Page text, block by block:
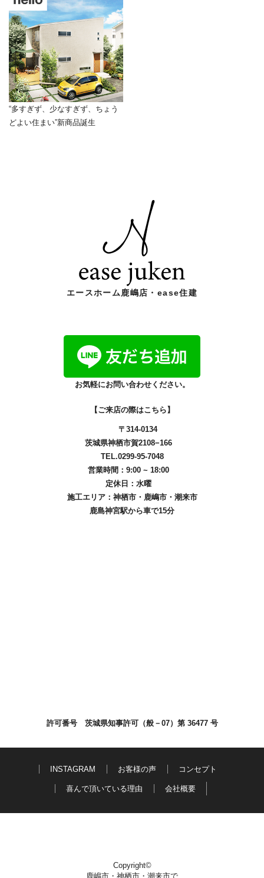
“多すぎず、少なすぎず、ちょう
どよい住まい”新商品誕生
エースホーム鹿嶋店・ease住建
お気軽にお問い合わせください。
【ご来店の際はこちら】
〒314-0134
茨城県神栖市賀2108−166
TEL.0299-95-7048
営業時間：9:00 ~ 18:00
定休日：水曜
施工エリア： 神栖市・ 鹿嶋市・ 潮来市
鹿島神宮駅から車で15分
許可番号 茨城県知事許可（般－07）第 36477 号
INSTAGRAM お客様の声 コンセプト
喜んで頂いている理由 会社概要
Copyright©
鹿嶋市・神栖市・潮来市で